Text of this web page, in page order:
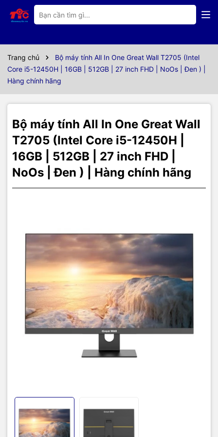
Trang chủ
Bộ máy tính All In One Great Wall T2705 (Intel
Core i5-12450H | 16GB | 512GB | 27 inch FHD | NoOs | Đen ) |
Hàng chính hãng
Bộ máy tính All In One Great Wall
T2705 (Intel Core i5-12450H |
16GB | 512GB | 27 inch FHD |
NoOs | Đen ) | Hàng chính hãng
Thông số kỹ thuật
Thông số kĩ thuật:
Bảo hành 24 tháng
Bộ xử lý
(CPU)
Intel Core i5-12450H (12MB Cache, up to 4.4 GHz,
8 cores)
RAM
16GB DDR4
Ổ cứng NVME PCIe 3.0 512GB
mạng
10M/100M/1000M RJ45 Ethernet, 2.4/5G Wireless,
Bluetooth 4.0
Màn hình
27 inch LED, đèn nền LED lọc ánh sáng xanh, góc
nhìn rộng, tỷ lệ 16:9, độ phân giải 1920x1080
(FHD), 16.7 triệu màu
Âm thanh Loa stereo kép tích hợp
Cổng kết
nối (I/O)
Mặt trước:2 x USB;Mặt sau:1 x HDMI, 1 x VGA, 4
x USB, 1 x LAN (RJ45), 2 x Audio
Hệ điều
hành
No OS (chưa cài đặt)